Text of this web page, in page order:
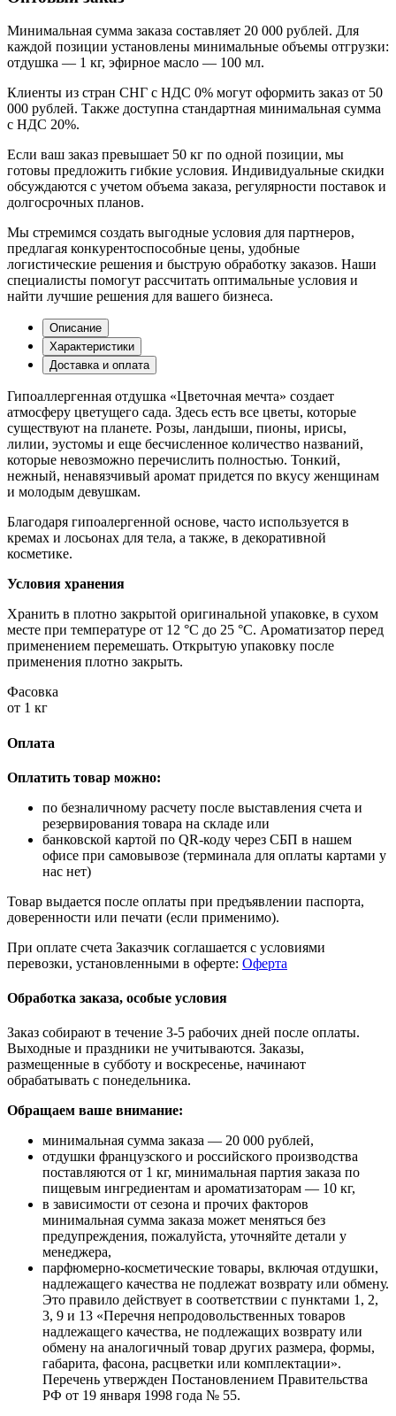
Минимальная сумма заказа составляет 20 000 рублей. Для
каждой позиции установлены минимальные объемы отгрузки:
отдушка — 1 кг, эфирное масло — 100 мл.
Клиенты из стран СНГ с НДС 0% могут оформить заказ от 50
000 рублей. Также доступна стандартная минимальная сумма
с НДС 20%.
Если ваш заказ превышает 50 кг по одной позиции, мы
готовы предложить гибкие условия. Индивидуальные скидки
обсуждаются с учетом объема заказа, регулярности поставок и
долгосрочных планов.
Мы стремимся создать выгодные условия для партнеров,
предлагая конкурентоспособные цены, удобные
логистические решения и быструю обработку заказов. Наши
специалисты помогут рассчитать оптимальные условия и
найти лучшие решения для вашего бизнеса.
Описание
Характеристики
Доставка и оплата
Гипоаллергенная отдушка «Цветочная мечта» создает
атмосферу цветущего сада. Здесь есть все цветы, которые
существуют на планете. Розы, ландыши, пионы, ирисы,
лилии, эустомы и еще бесчисленное количество названий,
которые невозможно перечислить полностью. Тонкий,
нежный, ненавязчивый аромат придется по вкусу женщинам
и молодым девушкам.
Благодаря гипоалергенной основе, часто используется в
кремах и лосьонах для тела, а также, в декоративной
косметике.
Условия хранения
Хранить в плотно закрытой оригинальной упаковке, в сухом
месте при температуре от 12 °C до 25 °C. Ароматизатор перед
применением перемешать. Открытую упаковку после
применения плотно закрыть.
Фасовка
от 1 кг
Оплата
Оплатить товар можно:
по безналичному расчету после выставления счета и
резервирования товара на складе или
банковской картой по QR-коду через СБП в нашем
офисе при самовывозе (терминала для оплаты картами у
нас нет)
Товар выдается после оплаты при предъявлении паспорта,
доверенности или печати (если применимо).
При оплате счета Заказчик соглашается с условиями
перевозки, установленными в оферте: Оферта
Обработка заказа, особые условия
Заказ собирают в течение 3-5 рабочих дней после оплаты.
Выходные и праздники не учитываются. Заказы,
размещенные в субботу и воскресенье, начинают
обрабатывать с понедельника.
Обращаем ваше внимание:
минимальная сумма заказа — 20 000 рублей,
отдушки французского и российского производства
поставляются от 1 кг, минимальная партия заказа по
пищевым ингредиентам и ароматизаторам — 10 кг,
в зависимости от сезона и прочих факторов
минимальная сумма заказа может меняться без
предупреждения, пожалуйста, уточняйте детали у
менеджера,
парфюмерно-косметические товары, включая отдушки,
надлежащего качества не подлежат возврату или обмену.
Это правило действует в соответствии с пунктами 1, 2,
3, 9 и 13 «Перечня непродовольственных товаров
надлежащего качества, не подлежащих возврату или
обмену на аналогичный товар других размера, формы,
габарита, фасона, расцветки или комплектации».
Перечень утвержден Постановлением Правительства
РФ от 19 января 1998 года № 55.